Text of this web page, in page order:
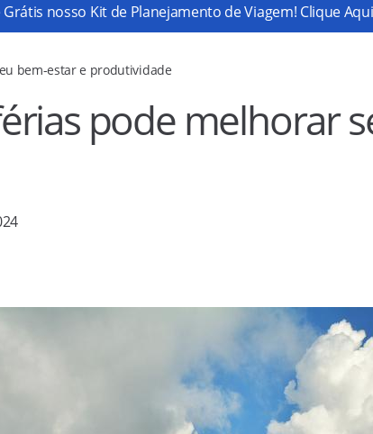
Grátis nosso Kit de Planejamento de Viagem! Clique
bem-estar e produtividade
pode melhorar